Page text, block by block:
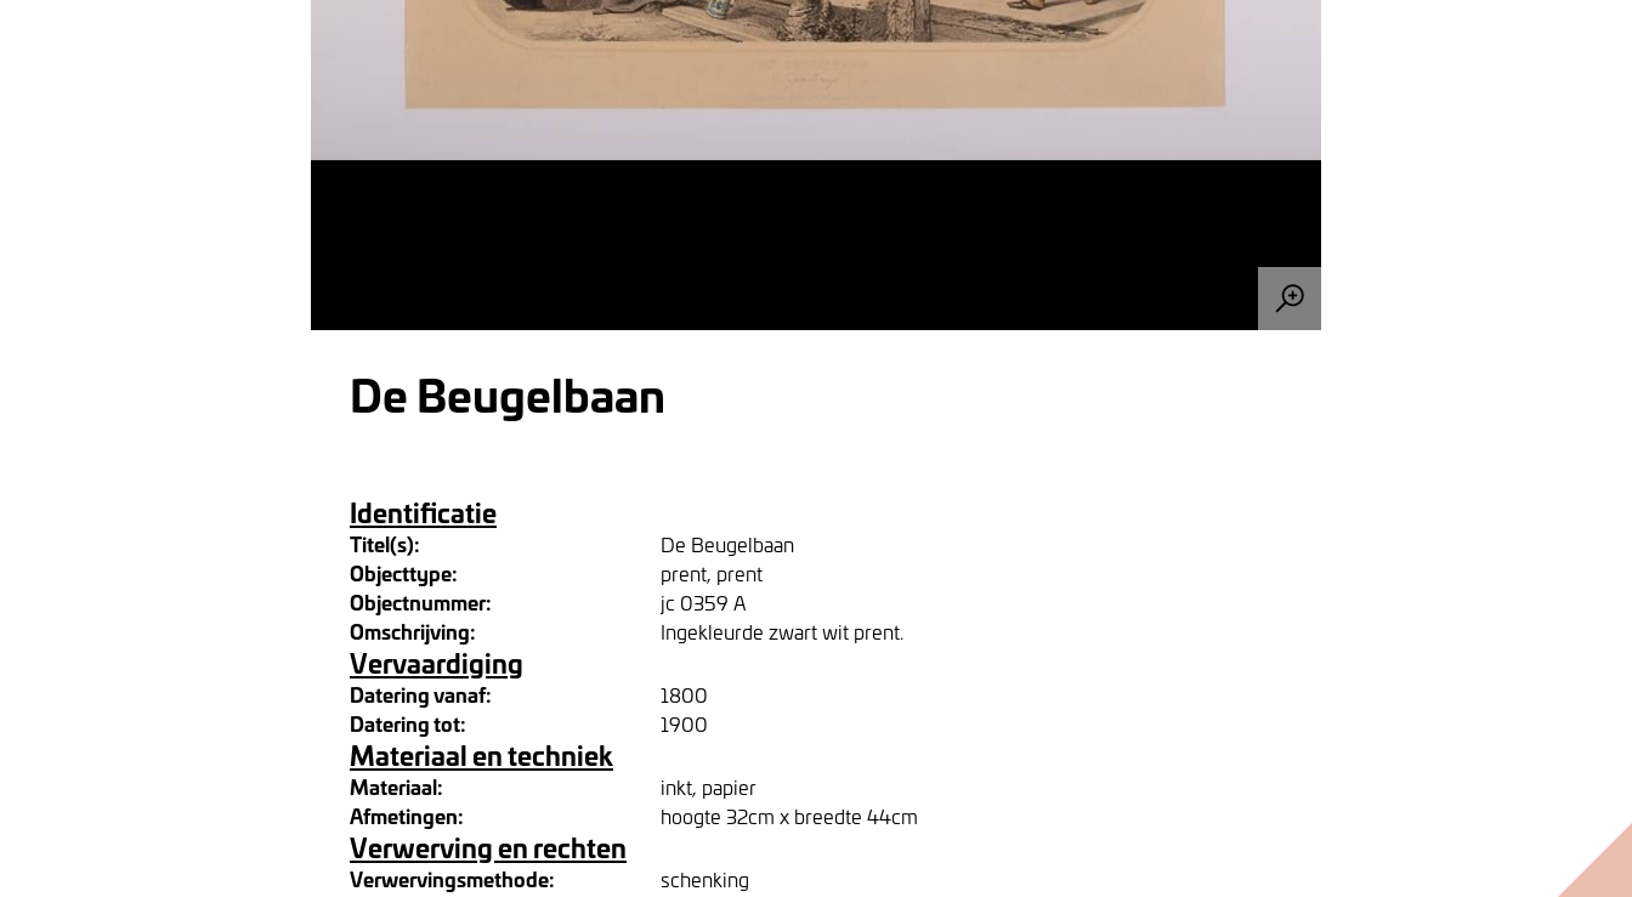
De Beugelbaan
Identificatie
Titel(s): De Beugelbaan
Objecttype: prent, prent
Objectnummer: jc 0359 A
Omschrijving: Ingekleurde zwart wit prent.
Vervaardiging
Datering vanaf: 1800
Datering tot: 1900
Materiaal en techniek
Materiaal: inkt, papier
Afmetingen: hoogte 32cm x breedte 44cm
Verwerving en rechten
Verwervingsmethode: schenking